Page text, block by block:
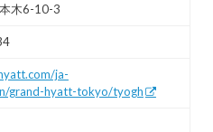
木6-10-3
ja-
grand-hyatt-tokyo/tyogh